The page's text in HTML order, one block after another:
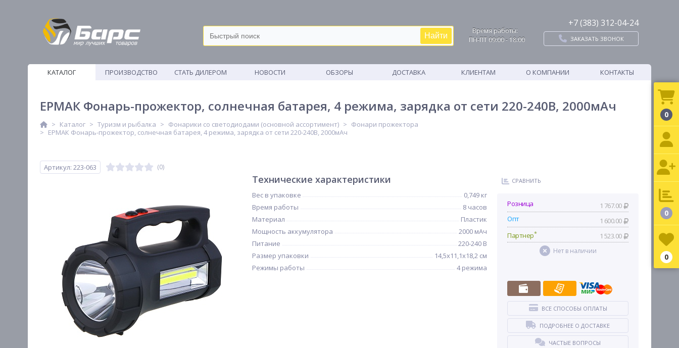
Найти
Время работы:
ПН-ПТ 09:00 - 18:00
+7 (383) 312-04-24
ЗАКАЗАТЬ ЗВОНОК
КАТАЛОГ
ПРОИЗВОДСТВО
СТАТЬ ДИЛЕРОМ НОВОСТИ ОБЗОРЫ ДОСТАВКА КЛИЕНТАМ О КОМПАНИИ КОНТАКТЫ
ЕРМАК Фонарь-прожектор, солнечная батарея, 4 режима, зарядка от сети 220-240В, 2000мАч
Каталог Туризм и рыбалка Фонарики со светодиодами (основной ассортимент)
Фонари прожектора
ЕРМАК Фонарь-прожектор, солнечная батарея, 4 режима, зарядка от сети 220-240В, 2000мАч
Артикул: 223-063 (0)
Технические характеристики
Вес в упаковке
0,749 кг
Время работы
8 часов
Материал
Пластик
Мощность аккумулятора
2000 мАч
Питание
220-240 В
Размер упаковки
14,5х11,1х18,2 см
Режимы работы
4 режима
СРАВНИТЬ
Розница
1 767.00
Опт
1 600.00
Партнер* 1 523.00
Нет в наличии
ВСЕ СПОСОБЫ ОПЛАТЫ
ПОДРОБНЕЕ О ДОСТАВКЕ
ЧАСТЫЕ ВОПРОСЫ
0
0
0